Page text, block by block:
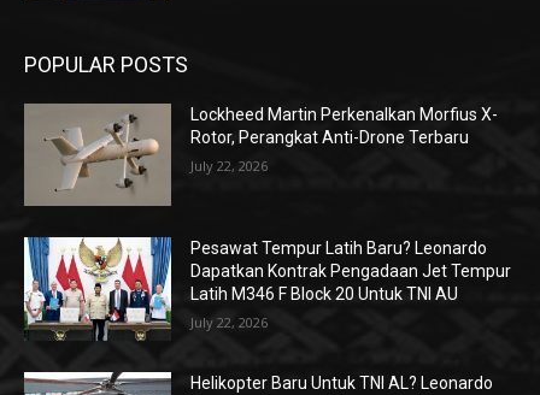
POPULAR POSTS
Lockheed Martin Perkenalkan Morfius X-
Rotor, Perangkat Anti-Drone Terbaru
July 22, 2026
Pesawat Tempur Latih Baru? Leonardo
Dapatkan Kontrak Pengadaan Jet Tempur
Latih M346 F Block 20 Untuk TNI AU
July 22, 2026
Helikopter Baru Untuk TNI AL? Leonardo